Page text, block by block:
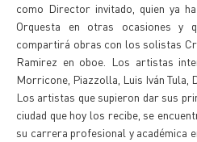
como Director invitado, quien ya
Orquesta en otras ocasiones y
compartirá obras con los solistas
Ramirez en oboe. Los artistas
Morricone, Piazzolla, Luis Iván Tula,
Los artistas que supieron dar sus
ciudad que hoy los recibe, se
su carrera profesional y académica